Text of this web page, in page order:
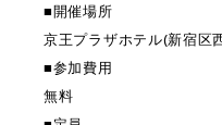
■開催場所
京王プラザホテル(新宿区
■参加費用
無料